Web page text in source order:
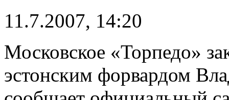
11.7.2007, 14:20
Московское «Торпедо»
эстонским форвардом